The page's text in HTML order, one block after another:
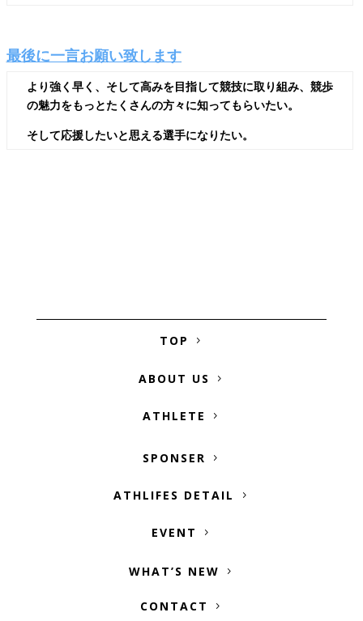
最後に一言お願い致します
より強く早く、そして高みを目指して競技に取り組み、競歩
の魅力をもっとたくさんの方々に知ってもらいたい。
そして応援したいと思える選手になりたい。
TOP
ABOUT US
ATHLETE
SPONSER
ATHLIFES DETAIL
EVENT
WHAT’S NEW
CONTACT